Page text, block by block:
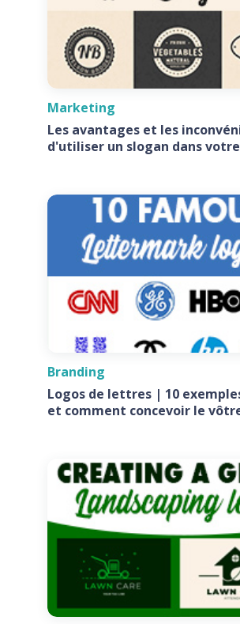
Marketing
Les avantages et les
d'utiliser un slogan dans
Branding
Logos de lettres | 10
et comment concevoir le